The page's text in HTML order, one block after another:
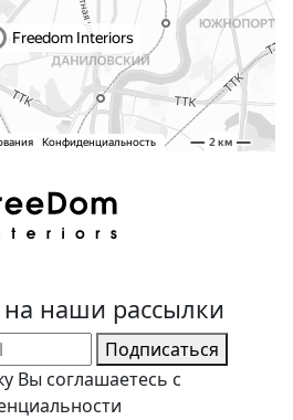
наши рассылки
Подписаться
Вы соглашаетесь с